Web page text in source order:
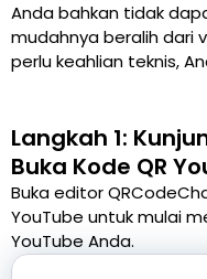
Anda bahkan tidak
mudahnya beralih dari
perlu keahlian teknis,
Langkah 1:
Buka Kode QR
Buka editor
YouTube untuk mulai
YouTube Anda.